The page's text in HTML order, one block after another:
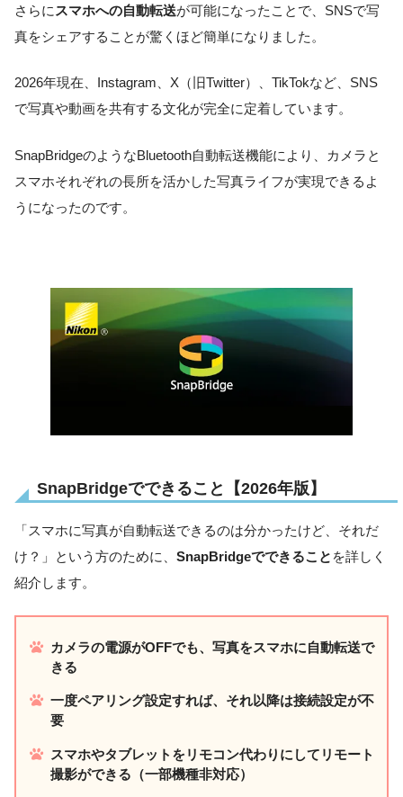
さらに スマホへの自動転送が可能になったことで、SNSで写
真をシェアすることが驚くほど簡単になりました。
2026年現在、Instagram、X（旧Twitter）、TikTokなど、SNS
で写真や動画を共有する文化が完全に定着しています。
SnapBridgeのようなBluetooth自動転送機能により、カメラと
スマホそれぞれの長所を活かした写真ライフが実現できるよ
うになったのです。
SnapBridgeでできること【2026年版】
「スマホに写真が自動転送できるのは分かったけど、それだ
け？」という方のために、 SnapBridgeでできること を詳しく
紹介します。
カメラの電源がOFFでも、写真をスマホに自動転送で
きる
一度ペアリング設定すれば、それ以降は接続設定が不
要
スマホやタブレットをリモコン代わりにしてリモート
撮影ができる（一部機種非対応）